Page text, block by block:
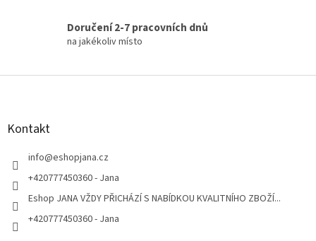
Doručení 2-7 pracovních dnů
na jakékoliv místo
Z
Kontakt
info@eshopjana.cz
+420777450360 - Jana
Eshop JANA VŽDY PŘICHÁZÍ S NABÍDKOU KVALITNÍHO ZBOŽÍ...
+420777450360 - Jana